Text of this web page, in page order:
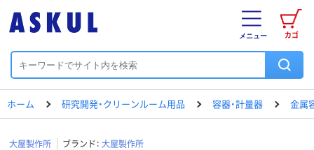
カゴ
メニュー
ホーム 研究開発・クリーンルーム用品 容器・計量器 金属
大屋製作所 ブランド： 大屋製作所